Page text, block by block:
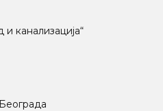
канализација“